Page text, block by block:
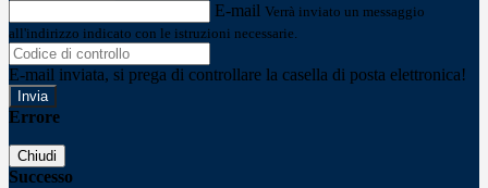
E-mail Verrà inviato un messaggio
all'indirizzo indicato con le istruzioni necessarie.
E-mail inviata, si prega di controllare la casella di posta elettronica!
Errore
Chiudi
Successo